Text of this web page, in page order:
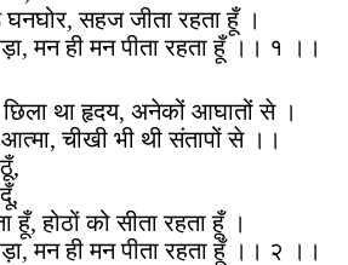
सहज जीता रहता हूँ ।
मन ही मन पीता रहता हूँ ।। १ ।।
था हृदय, अनेकों आघातों से ।
चीखी भी थी संतापों से ।।
हूँ, होठों को सीता रहता हूँ ।
मन ही मन पीता रहता हूँ ।। २ ।।